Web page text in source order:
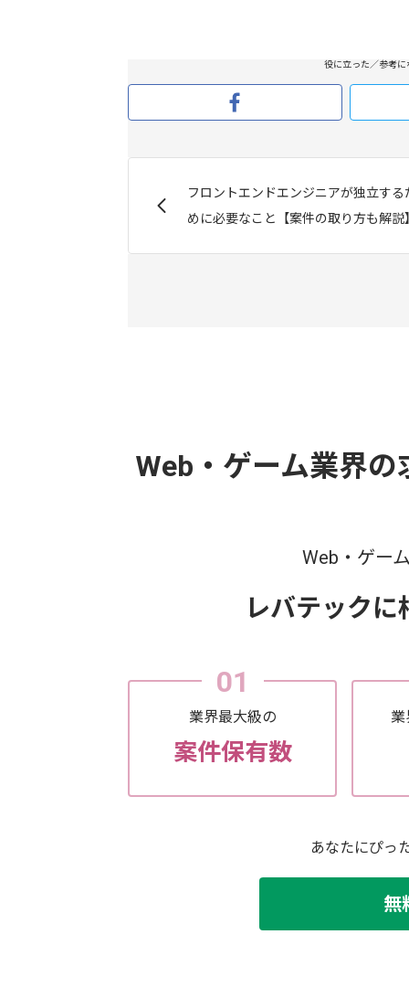
役に立った／参考
フロントエンドエンジニアが独立する
めに必要なこと【案件の取り方も解説
Web・ゲーム業界
Web・ゲー
レバテック
01
業界最大級の
案件保有数
あなたにぴっ
無